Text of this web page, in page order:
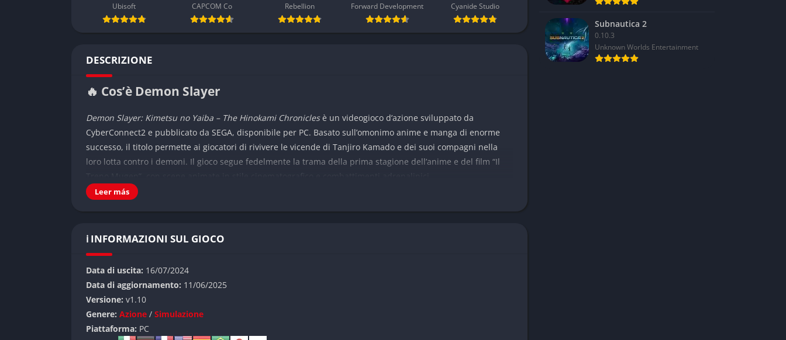
Ubisoft
CAPCOM Co
Rebellion
Forward Development
Cyanide Studio
DESCRIZIONE
🔥 Cos’è Demon Slayer
Demon Slayer: Kimetsu no Yaiba – The Hinokami Chroniclesè un videogioco d’azione sviluppato da
CyberConnect2 e pubblicato da SEGA, disponibile per PC. Basato sull’omonimo anime e manga di enorme
successo, il titolo permette ai giocatori di rivivere le vicende di Tanjiro Kamado e dei suoi compagni nella
loro lotta contro i demoni. Il gioco segue fedelmente la trama della prima stagione dell’anime e del film “Il
Treno Mugen”, con scene animate in stile cinematografico e combattimenti adrenalinici.
Ambientato in un Giappone Taisho stilizzato,
un’avventura che unisce azione, emozione e spettacolo visivo. È pensato per i fan della serie ma anche per
di esplorare il mondo di Demon Slayer da nuove prospettive, ampliando la comprensione della storia e del
background dei personaggi.
👉 Caratteristiche principali di Demon Slayer
Grafica fedele all’anime
Uno dei punti di forza del gioco è la grafica in cel-shading, che riproduce con precisione lo stile dell’anime.
Leer más
ℹ️ INFORMAZIONI SUL GIOCO
Data di uscita: 16/07/2024
Data di aggiornamento: 11/06/2025
Versione: v1.10
Genere: Azione / Simulazione
Piattaforma: PC
Subnautica 2
0.10.3
Unknown Worlds Entertainment